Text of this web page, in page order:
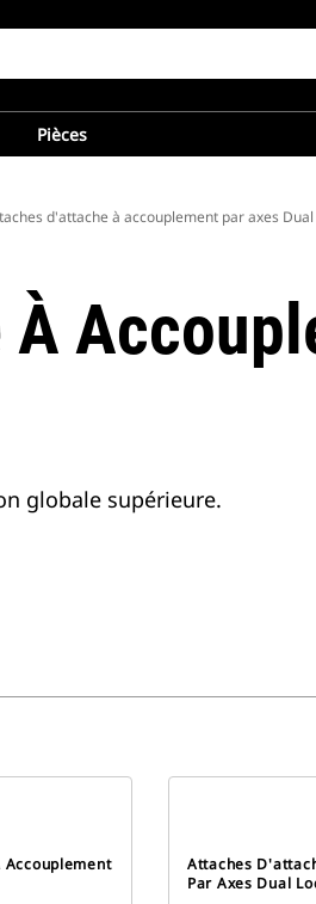
Pièces
d'attache à accouplement par axes
globale supérieure.
Attaches
Par Axes Dual